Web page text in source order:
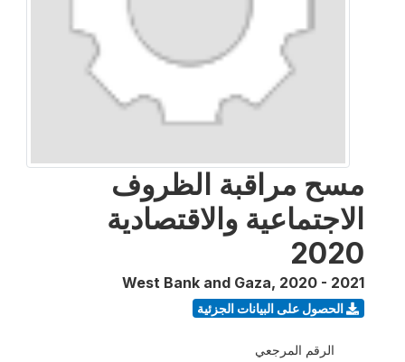
مسح مراقبة الظروف
الاجتماعية والاقتصادية
2020
West Bank and Gaza, 2020 - 2021
الحصول على البيانات الجزئية
الرقم المرجعي